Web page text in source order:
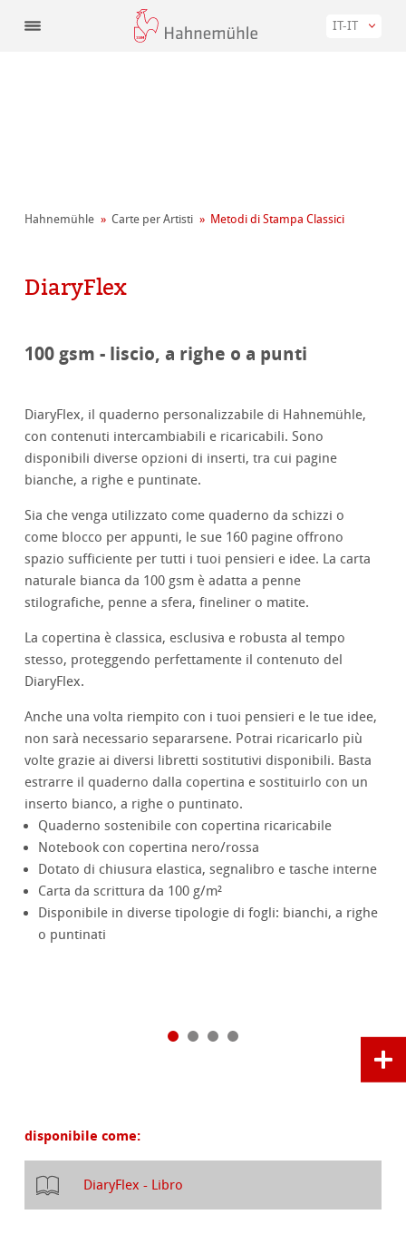
IT-IT
Hahnemühle Carte per Artisti Metodi di Stampa Classici
DiaryFlex
100 gsm - liscio, a righe o a punti
DiaryFlex, il quaderno personalizzabile di Hahnemühle,
con contenuti intercambiabili e ricaricabili. Sono
disponibili diverse opzioni di inserti, tra cui pagine
bianche, a righe e puntinate.
Sia che venga utilizzato come quaderno da schizzi o
come blocco per appunti, le sue 160 pagine offrono
spazio sufficiente per tutti i tuoi pensieri e idee. La carta
naturale bianca da 100 gsm è adatta a penne
stilografiche, penne a sfera, fineliner o matite.
La copertina è classica, esclusiva e robusta al tempo
stesso, proteggendo perfettamente il contenuto del
DiaryFlex.
Anche una volta riempito con i tuoi pensieri e le tue idee,
non sarà necessario separarsene. Potrai ricaricarlo più
volte grazie ai diversi libretti sostitutivi disponibili. Basta
estrarre il quaderno dalla copertina e sostituirlo con un
inserto bianco, a righe o puntinato.
Quaderno sostenibile con copertina ricaricabile
Notebook con copertina nero/rossa
Dotato di chiusura elastica, segnalibro e tasche interne
Carta da scrittura da 100 g/m²
Disponibile in diverse tipologie di fogli: bianchi, a righe
o puntinati
disponibile come:
DiaryFlex - Libro